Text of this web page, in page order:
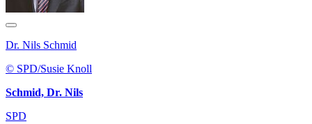
Dr. Nils Schmid
© SPD/Susie Knoll
Schmid, Dr. Nils
SPD